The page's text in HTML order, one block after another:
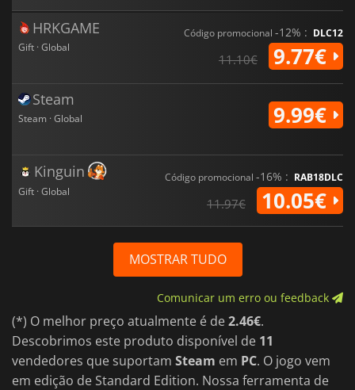
HRKGAME
Gift · Global
Código promocional -12% : DLC12
11.10€ 9.77€
Steam
Steam · Global 9.99€
Kinguin
Gift · Global
Código promocional -16% : RAB18DLC
11.97€ 10.05€
MOSTRAR TUDO
Comunicar um erro ou feedback
(*) O melhor preço atualmente é de2.46€.
Descobrimos este produto disponível de 11
vendedores que suportam Steam em PC. O jogo vem
em edição de Standard Edition. Nossa ferramenta de